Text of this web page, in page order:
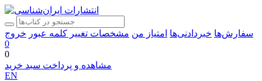
سفارش‌ها خبردادنی‌ها امتیاز من مشخصات تغییر کلمه عبور خروج
0
0
مشاهده و پرداخت سبد خرید
EN